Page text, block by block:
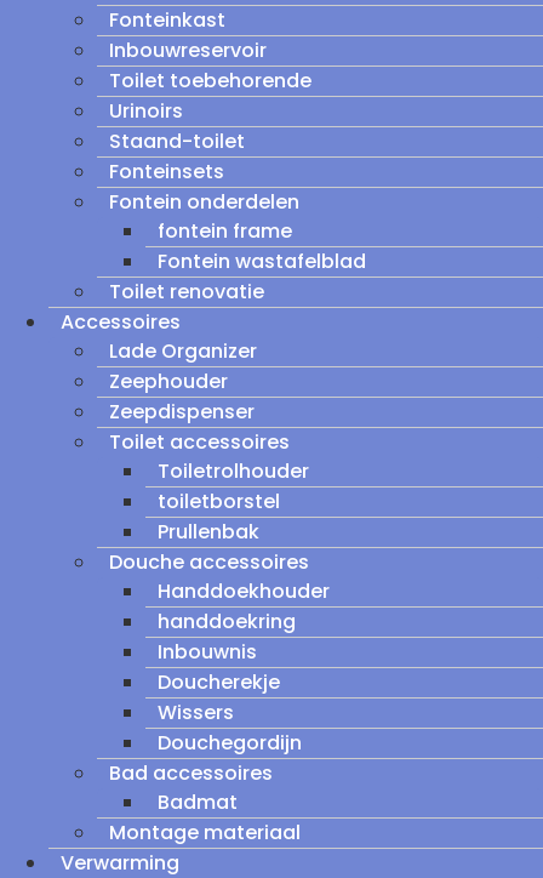
Fonteinkast
Inbouwreservoir
Toilet toebehorende
Urinoirs
Staand-toilet
Fonteinsets
Fontein onderdelen
fontein frame
Fontein wastafelblad
Toilet renovatie
Accessoires
Lade Organizer
Zeephouder
Zeepdispenser
Toilet accessoires
Toiletrolhouder
toiletborstel
Prullenbak
Douche accessoires
Handdoekhouder
handdoekring
Inbouwnis
Doucherekje
Wissers
Douchegordijn
Bad accessoires
Badmat
Montage materiaal
Verwarming